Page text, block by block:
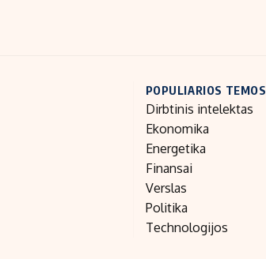
POPULIARIOS TEMOS
Dirbtinis intelektas
Ekonomika
Energetika
Finansai
Verslas
Politika
Technologijos